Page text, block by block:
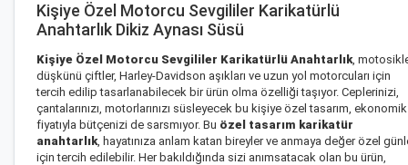
Kişiye Özel Motorcu Sevgililer Karikatürlü
Anahtarlık Dikiz Aynası Süsü
Kişiye Özel Motorcu Sevgililer Karikatürlü Anahtarlık,
düşkünü çiftler, Harley-Davidson aşıkları ve uzun yol motorcuları için
tercih edilip tasarlanabilecek bir ürün olma özelliği taşıyor. Ceplerinizi,
çantalarınızı, motorlarınızı süsleyecek bu kişiye özel tasarım, ekonomik
fiyatıyla bütçenizi de sarsmıyor. Bu özel tasarım karikatür
anahtarlık, hayatınıza anlam katan bireyler ve anmaya değer özel
için tercih edilebilir. Her bakıldığında sizi anımsatacak olan bu ürün,